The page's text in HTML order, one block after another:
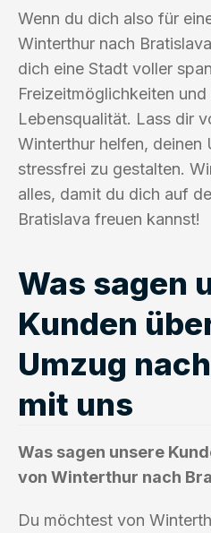
Wenn du dich also für
Winterthur nach
dich eine Stadt voller
Freizeitmöglichkeiten und
Lebensqualität. Lass dir
Winterthur helfen, deinen
stressfrei zu gestalten.
alles, damit du dich auf
Bratislava freuen kannst!
Was sagen
Kunden
Umzug
mit uns
Was sagen unsere
von Winterthur nach
Du möchtest von